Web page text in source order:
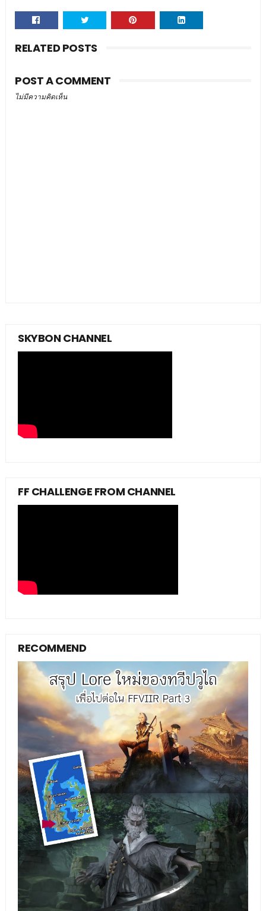
RELATED POSTS
POST A COMMENT
ไม่มีความคิดเห็น
SKYBON CHANNEL
FF CHALLENGE FROM CHANNEL
RECOMMEND